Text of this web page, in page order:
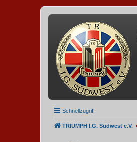
Schnellzugriff
TRIUMPH I.G. Südwest e.V.